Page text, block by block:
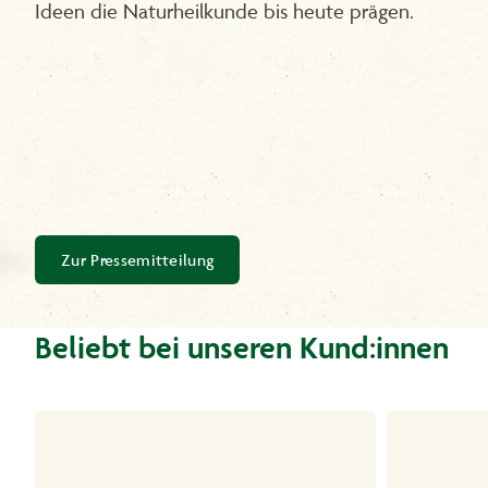
Ideen die Naturheilkunde bis heute prägen.
Zur Pressemitteilung
Beliebt bei unseren Kund:innen